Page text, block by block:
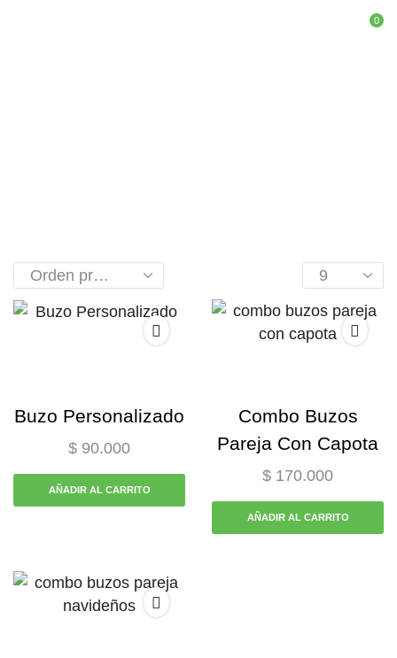
0
Buzo Personalizado
$ 90.000
AÑADIR AL CARRITO
Combo Buzos
Pareja Con Capota
$ 170.000
AÑADIR AL CARRITO